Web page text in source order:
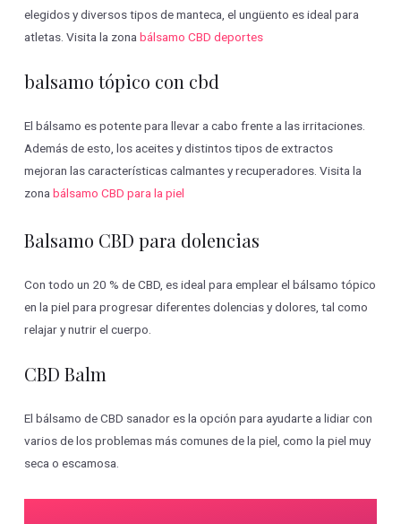
elegidos y diversos tipos de manteca, el ungüento es ideal para
atletas. Visita la zonabálsamo CBD deportes
balsamo tópico con cbd
El bálsamo es potente para llevar a cabo frente a las irritaciones.
Además de esto, los aceites y distintos tipos de extractos
mejoran las características calmantes y recuperadores. Visita la
zonabálsamo CBD para la piel
Balsamo CBD para dolencias
Con todo un 20 % de CBD, es ideal para emplear el bálsamo tópico
en la piel para progresar diferentes dolencias y dolores, tal como
relajar y nutrir el cuerpo.
CBD Balm
El bálsamo de CBD sanador es la opción para ayudarte a lidiar con
varios de los problemas más comunes de la piel, como la piel muy
seca o escamosa.